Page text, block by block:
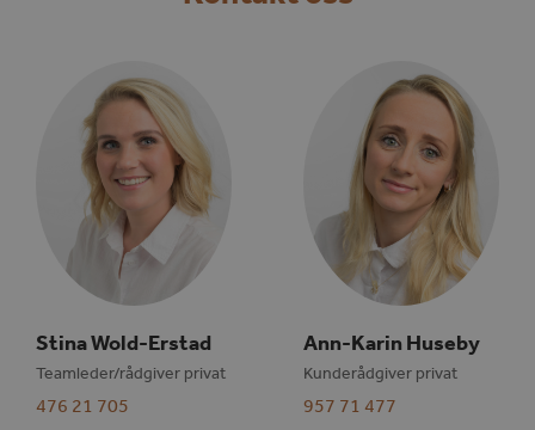
Stina Wold-Erstad
Teamleder/rådgiver privat
476 21 705
Ann-Karin Huseby
Kunderådgiver privat
957 71 477